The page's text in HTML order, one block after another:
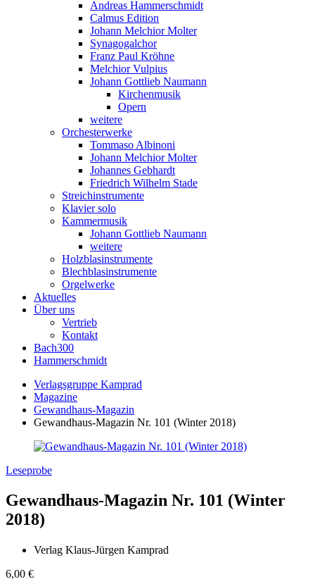
Andreas Hammerschmidt
Calmus Edition
Johann Melchior Molter
Synagogalchor
Franz Paul Kröhne
Melchior Vulpius
Johann Gottlieb Naumann
Kirchenmusik
Opern
weitere
Orchesterwerke
Tommaso Albinoni
Johann Melchior Molter
Johannes Gebhardt
Friedrich Wilhelm Stade
Streichinstrumente
Klavier solo
Kammermusik
Johann Gottlieb Naumann
weitere
Holzblasinstrumente
Blechblasinstrumente
Orgelwerke
Aktuelles
Über uns
Vertrieb
Kontakt
Bach300
Hammerschmidt
Verlagsgruppe Kamprad
Magazine
Gewandhaus-Magazin
Gewandhaus-Magazin Nr. 101 (Winter 2018)
Leseprobe
Gewandhaus-Magazin Nr. 101 (Winter
2018)
Verlag Klaus-Jürgen Kamprad
6,00 €